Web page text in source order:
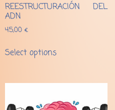
REESTRUCTURACIÓN DEL
ADN
45,00€
Select options